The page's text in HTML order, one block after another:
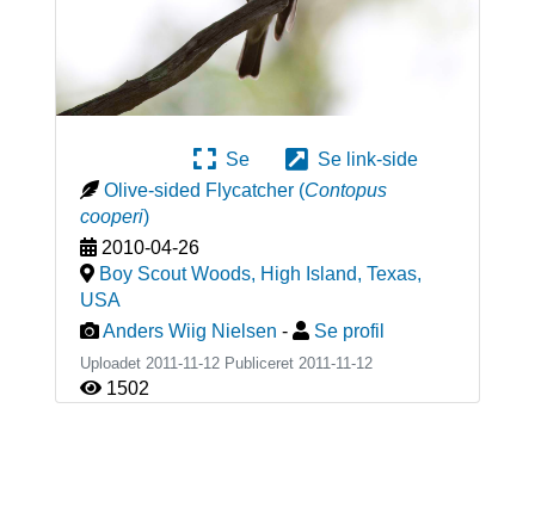
Se
Se link-side
Olive-sided Flycatcher (Contopus
cooperi)
2010-04-26
Boy Scout Woods, High Island, Texas,
USA
Anders Wiig Nielsen - Se profil
Uploadet 2011-11-12 Publiceret 2011-11-12
1502